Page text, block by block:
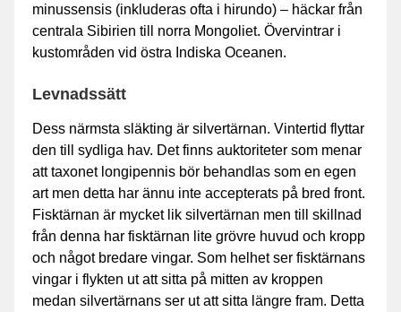
minussensis (inkluderas ofta i hirundo) – häckar från
centrala Sibirien till norra Mongoliet. Övervintrar i
kustområden vid östra Indiska Oceanen.
Levnadssätt
Dess närmsta släkting är silvertärnan. Vintertid flyttar
den till sydliga hav. Det finns auktoriteter som menar
att taxonet longipennis bör behandlas som en egen
art men detta har ännu inte accepterats på bred front.
Fisktärnan är mycket lik silvertärnan men till skillnad
från denna har fisktärnan lite grövre huvud och kropp
och något bredare vingar. Som helhet ser fisktärnans
vingar i flykten ut att sitta på mitten av kroppen
medan silvertärnans ser ut att sitta längre fram. Detta